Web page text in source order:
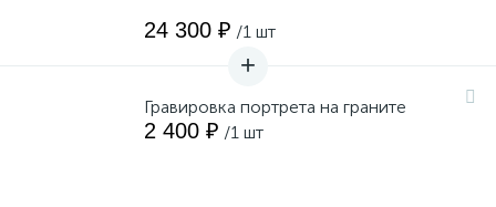
24 300 ₽ /1 шт
Гравировка портрета на граните
2 400 ₽ /1 шт